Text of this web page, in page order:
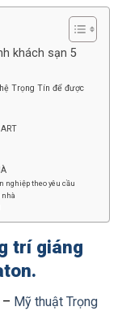
khách sạn 5
Trọng Tín để được
nghiệp theo yêu cầu
nhà
trí giáng
– Mỹ thuật Trọng